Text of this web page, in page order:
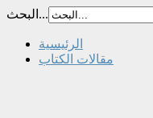
البحث...
الرئيسية
مقالات الكتاب